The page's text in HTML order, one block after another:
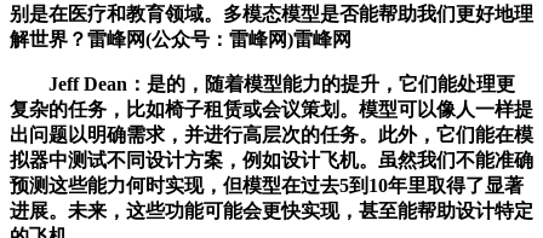
别是在医疗和教育领域。多模态模型是否能帮助我们更好地理
解世界？雷峰网(公众号：雷峰网)雷峰网
Jeff Dean：是的，随着模型能力的提升，它们能处理更
复杂的任务，比如椅子租赁或会议策划。模型可以像人一样提
出问题以明确需求，并进行高层次的任务。此外，它们能在模
拟器中测试不同设计方案，例如设计飞机。虽然我们不能准确
预测这些能力何时实现，但模型在过去5到10年里取得了显著
进展。未来，这些功能可能会更快实现，甚至能帮助设计特定